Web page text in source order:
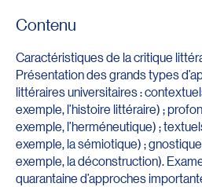
Contenu
Caractéristiques de la critique
Présentation des grands types
littéraires universitaires :
exemple, l’histoire littéraire) ;
exemple, l’herméneutique) ;
exemple, la sémiotique) ;
exemple, la déconstruction).
quarantaine d’approches